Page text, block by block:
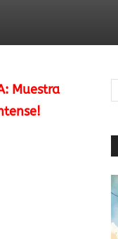
Muestra